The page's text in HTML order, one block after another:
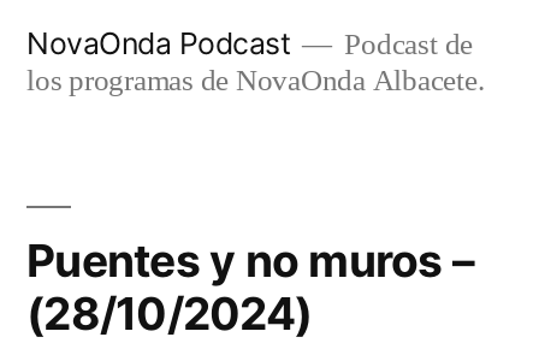
NovaOnda Podcast
Podcast de
los programas de NovaOnda Albacete.
Puentes y no muros –
(28/10/2024)